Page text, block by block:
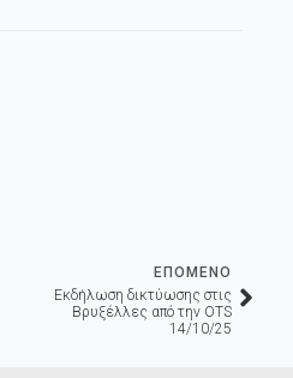
ΕΠΟΜΕΝΟ
Εκδήλωση δικτύωσης στις
Βρυξέλλες από την OTS
14/10/25